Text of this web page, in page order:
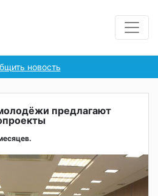
новость
предлагают